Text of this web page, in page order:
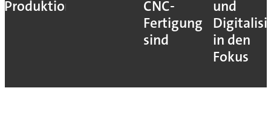
Produktionsstopps
CNC-
Fertigung
sind
und
in den
Fokus